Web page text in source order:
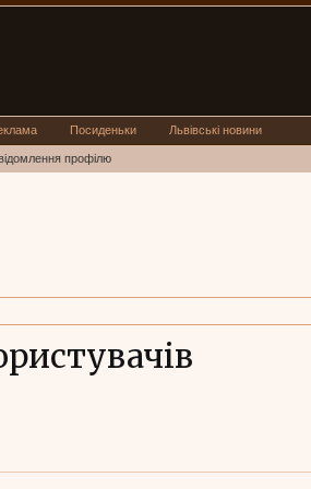
профілю
Посиденьки Львівські новини